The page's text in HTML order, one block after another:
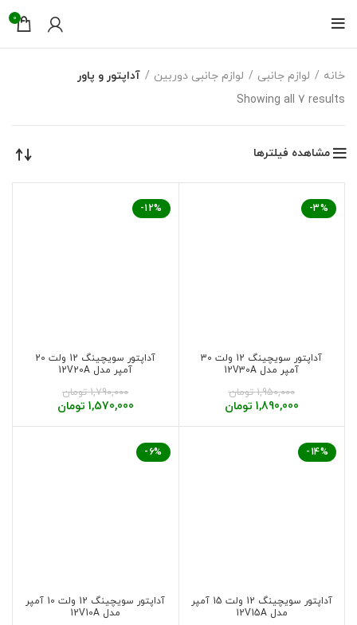
0
خانه لوازم جانبی لوازم جانبی دوربین
آداپتور و پاور
Showing all 7 results
مشاهده فیلترها
-3%
آداپتور سویچینگ 12 ولت 30
آمپر مدل 12V30A
1,950,000 تومان
1,890,000 تومان
-12%
آداپتور سویچینگ 12 ولت 20
آمپر مدل 12V20A
1,790,000 تومان
1,570,000 تومان
-14%
آداپتور سویچینگ 12 ولت 15 آمپر
مدل 12V15A
-6%
آداپتور سویچینگ 12 ولت 10 آمپر
مدل 12V10A